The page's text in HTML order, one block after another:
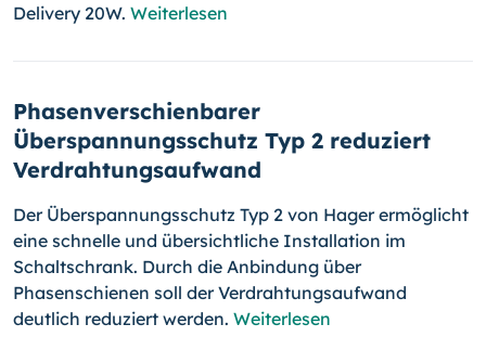
Delivery 20W. Weiterlesen
Phasenverschienbarer
Überspannungsschutz Typ 2 reduziert
Verdrahtungsaufwand
Der Überspannungsschutz Typ 2 von Hager ermöglicht
eine schnelle und übersichtliche Installation im
Schaltschrank. Durch die Anbindung über
Phasenschienen soll der Verdrahtungsaufwand
deutlich reduziert werden. Weiterlesen